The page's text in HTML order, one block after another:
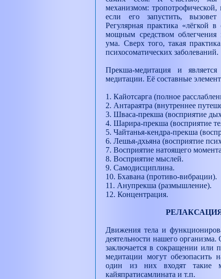
механизмом:
если его запустить, вызовет
Регулярная практика «лёгкой
мощным средством облегчения
ума. Сверх того, такая
психосоматических заболеваний.
Прекша-медитация и
медитации. Её составные
1. Кайотсарга (полное
2. Антараятра (внутреннее
3. Шваса-прекша (восприятие
4. Шарира-прекша (восприятие
5. Чайтанья-кендра-прекша
6. Лешья-дхьяна (восприятие
7. Восприятие натоящего
8. Восприятие мыслей.
9. Самодисциплина.
10. Бхавана (противо-вибрации).
11. Анупрекша (размышление).
12. Концентрация.
Движения тела и
деятельности нашего
заключается в сокращении или
медитации могут обезопасить
один из них входят такие
кайяпратисамлината и т.п.